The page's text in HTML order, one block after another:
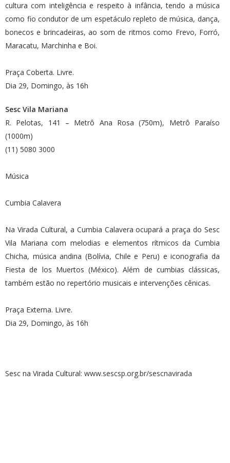
cultura com inteligência e respeito à infância, tendo a música
como fio condutor de um espetáculo repleto de música, dança,
bonecos e brincadeiras, ao som de ritmos como Frevo, Forró,
Maracatu, Marchinha e Boi.
Praça Coberta. Livre.
Dia 29, Domingo, às 16h
Sesc Vila Mariana
R. Pelotas, 141 – Metrô Ana Rosa (750m), Metrô Paraíso
(1000m)
(11) 5080 3000
Música
Cumbia Calavera
Na Virada Cultural, a Cumbia Calavera ocupará a praça do Sesc
Vila Mariana com melodias e elementos rítmicos da Cumbia
Chicha, música andina (Bolívia, Chile e Peru) e iconografia da
Fiesta de los Muertos (México). Além de cumbias clássicas,
também estão no repertório musicais e intervenções cênicas.
Praça Externa. Livre.
Dia 29, Domingo, às 16h
Sesc na Virada Cultural: www.sescsp.org.br/sescnavirada